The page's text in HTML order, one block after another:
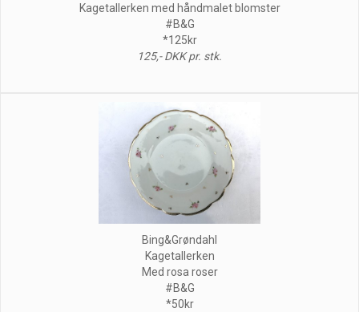
Kagetallerken med håndmalet blomster
#B&G
*125kr
125,- DKK pr. stk.
Bing&Grøndahl
Kagetallerken
Med rosa roser
#B&G
*50kr